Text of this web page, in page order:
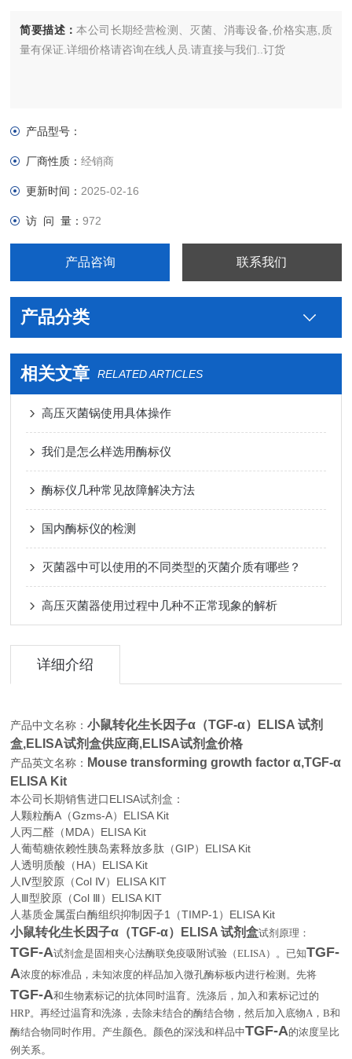
简要描述：本公司长期经营检测、灭菌、消毒设备,价格实惠,质
量有保证.详细价格请咨询在线人员.请直接与我们..订货
产品型号：
厂商性质：经销商
更新时间： 2025-02-16
访 问 量：972
产品咨询 联系我们
产品分类
相关文章 RELATED ARTICLES
高压灭菌锅使用具体操作
我们是怎么样选用酶标仪
酶标仪几种常见故障解决方法
国内酶标仪的检测
灭菌器中可以使用的不同类型的灭菌介质有哪些？
高压灭菌器使用过程中几种不正常现象的解析
详细介绍
产品中文名称：小鼠转化生长因子α（TGF-α）ELISA 试剂
盒,ELISA试剂盒供应商,ELISA试剂盒价格
产品英文名称： Mouse transforming growth factor α,TGF-α
ELISA Kit
本公司长期销售进口ELISA试剂盒：
人颗粒酶A（Gzms-A）ELISA Kit
人丙二醛（MDA）ELISA Kit
人葡萄糖依赖性胰岛素释放多肽（GIP）ELISA Kit
人透明质酸（HA）ELISA Kit
人Ⅳ型胶原（Col Ⅳ）ELISA KIT
人Ⅲ型胶原（Col Ⅲ）ELISA KIT
人基质金属蛋白酶组织抑制因子1（TIMP-1）ELISA Kit
小鼠转化生长因子α（TGF-α）ELISA 试剂盒试剂原理：
TGF-Α试剂盒是固相夹心法酶联免疫吸附试验（ELISA）。已知TGF-
Α浓度的标准品，未知浓度的样品加入微孔酶标板内进行检测。先将
TGF-Α和生物素标记的抗体同时温育。洗涤后，加入和素标记过的
HRP。再经过温育和洗涤，去除未结合的酶结合物，然后加入底物A ，B和
酶结合物同时作用。产生颜色。颜色的深浅和样品中TGF-Α的浓度呈比
例关系。